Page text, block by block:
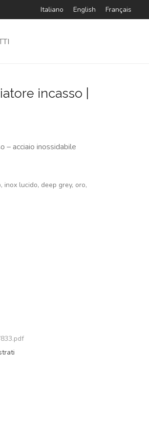
Italiano English Français
incasso |
– acciaio inossidabile
inox lucido, deep grey, oro,